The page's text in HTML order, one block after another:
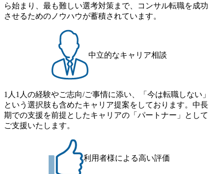
ら始まり、最も難しい選考対策まで、コンサル転職を成功
させるためのノウハウが蓄積されています。
中立的なキャリア相談
1人1人の経験やご志向/ご事情に添い、「今は転職しない」
という選択肢も含めたキャリア提案をしております。中長
期での支援を前提としたキャリアの「パートナー」として
ご支援いたします。
利用者様による高い評価